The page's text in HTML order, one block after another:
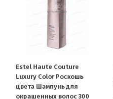
Estel Haute Couture
Luxury Color Роскошь
цвета Шампунь для
окрашенных волос 300